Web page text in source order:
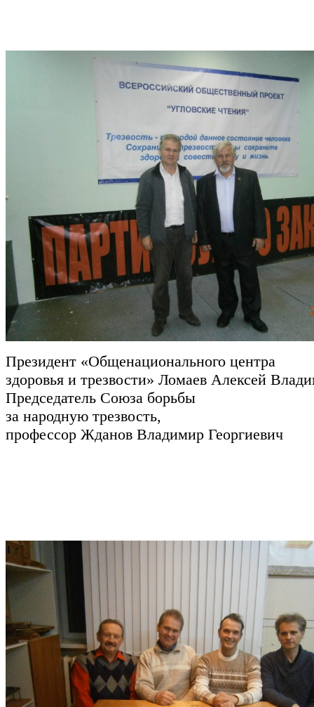
Президент «Общенационального центра
здоровья и трезвости» Ломаев Алексей
Председатель Союза борьбы
за народную трезвость,
профессор Жданов Владимир Георгиевич